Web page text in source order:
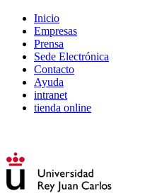
Inicio
Empresas
Prensa
Sede Electrónica
Contacto
Ayuda
intranet
tienda online